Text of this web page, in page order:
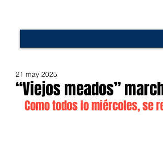
“Viejos meados”
21 may 2025
Como todos lo miércoles, se